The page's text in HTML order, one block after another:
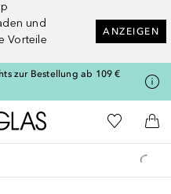
und
Vorteile
ANZEIGEN
zur Bestellung ab 109 €
Zur Douglas Startseite
Zu Meiner